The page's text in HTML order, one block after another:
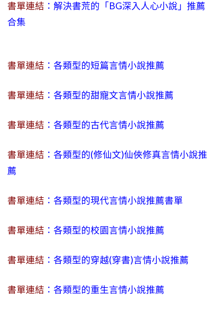
書單連結 ：解決書荒的「BG深入人心小說」推薦
合集
書單連結 ：各類型的短篇言情小說推薦
書單連結 ：各類型的甜寵文言情小說推薦
書單連結 ：各類型的古代言情小說推薦
書單連結 ：各類型的(修仙文)仙俠修真言情小說推
薦
書單連結 ：各類型的現代言情小說推薦書單
書單連結 ：各類型的校園言情小說推薦
書單連結 ：各類型的穿越(穿書)言情小說推薦
書單連結 ：各類型的重生言情小說推薦